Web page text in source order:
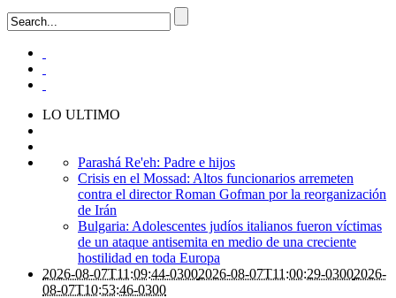
LO ULTIMO
Parashá Re'eh: Padre e hijos
Crisis en el Mossad: Altos funcionarios arremeten
contra el director Roman Gofman por la reorganización
de Irán
Bulgaria: Adolescentes judíos italianos fueron víctimas
de un ataque antisemita en medio de una creciente
hostilidad en toda Europa
2026-08-07T11:09:44-03002026-08-07T11:00:29-03002026-
08-07T10:53:46-0300